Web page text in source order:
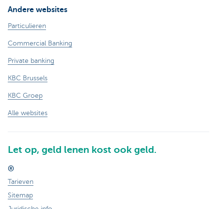
Andere websites
Particulieren
Commercial Banking
Private banking
KBC Brussels
KBC Groep
Alle websites
Let op, geld lenen kost ook geld.
®
Tarieven
Sitemap